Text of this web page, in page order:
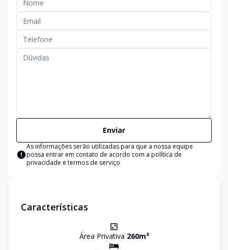
Enviar
As informações serão utilizadas para que a nossa equipe
possa entrar em contato de acordo com a política de
privacidade e termos de serviço
Características
Área Privativa 260m²